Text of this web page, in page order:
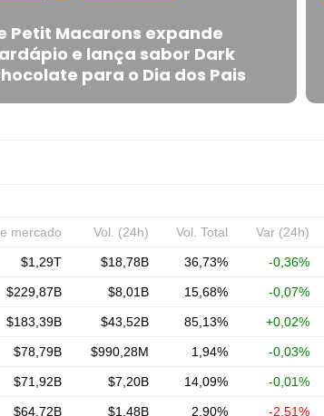
Petit Macarons expande
e lança sabor Dark
para o Dia dos Pais